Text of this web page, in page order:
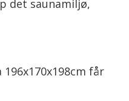
det saunamiljø,
får